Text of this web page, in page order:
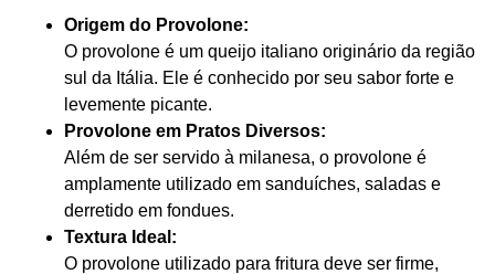
Origem do Provolone:
O provolone é um queijo italiano originário da região
sul da Itália. Ele é conhecido por seu sabor forte e
levemente picante.
Provolone em Pratos Diversos:
Além de ser servido à milanesa, o provolone é
amplamente utilizado em sanduíches, saladas e
derretido em fondues.
Textura Ideal:
O provolone utilizado para fritura deve ser firme,